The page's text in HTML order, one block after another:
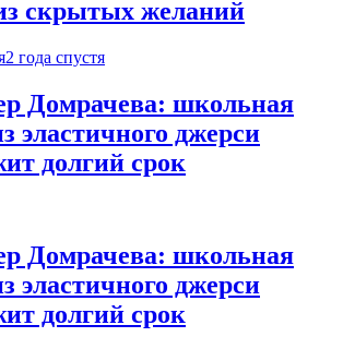
скрытых желаний
2 года спустя
Домрачева: школьная
эластичного джерси
долгий срок
Домрачева: школьная
эластичного джерси
долгий срок